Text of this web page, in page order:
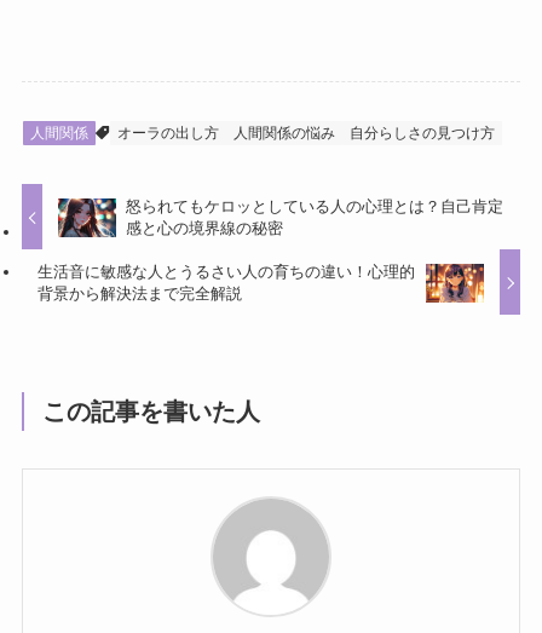
人間関係 オーラの出し方 人間関係の悩み 自分らしさの見つけ方
怒られてもケロッとしている人の心理とは？自己肯定
感と心の境界線の秘密
生活音に敏感な人とうるさい人の育ちの違い！心理的
背景から解決法まで完全解説
この記事を書いた人